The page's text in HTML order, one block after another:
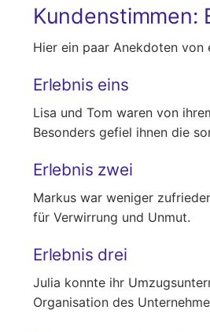
Kundenstimmen:
Hier ein paar Anekdoten von
Erlebnis eins
Lisa und Tom waren von
Besonders gefiel ihnen die
Erlebnis zwei
Markus war weniger
für Verwirrung und Unmut.
Erlebnis drei
Julia konnte ihr
Organisation des